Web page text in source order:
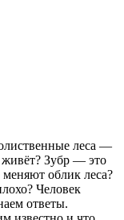
леса —
живёт? Зубр — это
облик леса?
Человек
ответы.